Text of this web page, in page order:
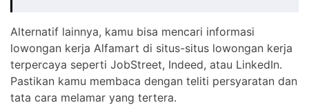
Alternatif lainnya, kamu bisa mencari informasi
lowongan kerja Alfamart di situs-situs lowongan kerja
terpercaya seperti JobStreet, Indeed, atau LinkedIn.
Pastikan kamu membaca dengan teliti persyaratan dan
tata cara melamar yang tertera.